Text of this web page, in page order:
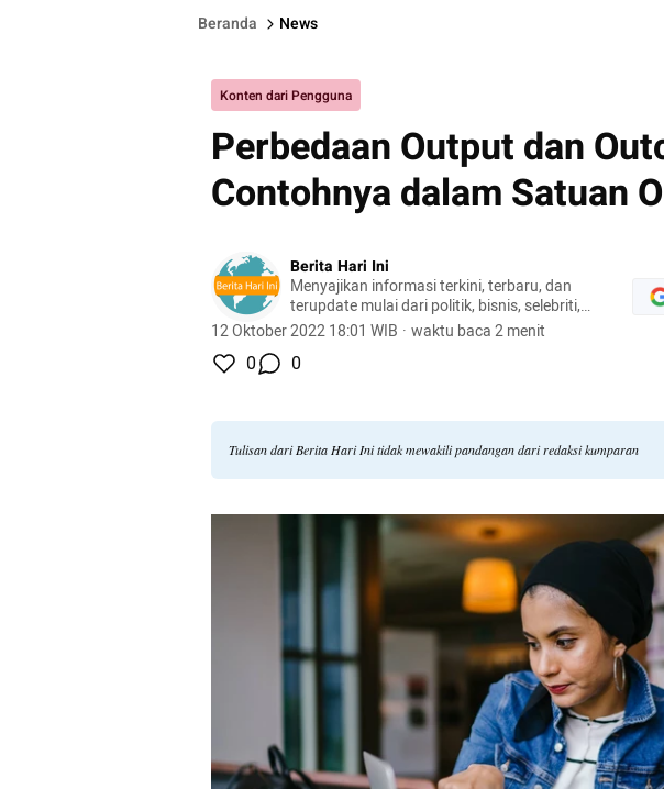
Beranda News
Konten dari Pengguna
Perbedaan Output dan
Contohnya dalam Satuan
Berita Hari Ini
Menyajikan informasi terkini, terbaru, dan
terupdate mulai dari politik, bisnis, selebriti,
lifestyle, dan masih banyak lagi.
12 Oktober 2022 18:01 WIB · waktu baca 2 menit
0 0
Tulisan dari Berita Hari Ini tidak mewakili pandangan dari redaksi kumparan